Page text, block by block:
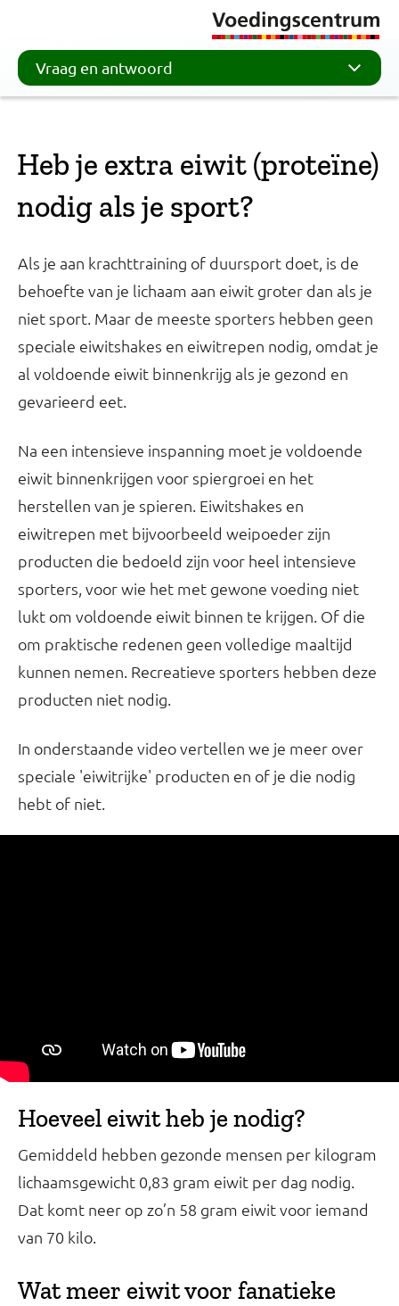
Vraag en antwoord
Heb je extra eiwit (proteïne)
nodig als je sport?
Als je aan krachttraining of duursport doet, is de
behoefte van je lichaam aan eiwit groter dan als je
niet sport. Maar de meeste sporters hebben geen
speciale eiwitshakes en eiwitrepen nodig, omdat je
al voldoende eiwit binnenkrijg als je gezond en
gevarieerd eet.
Na een intensieve inspanning moet je voldoende
eiwit binnenkrijgen voor spiergroei en het
herstellen van je spieren. Eiwitshakes en
eiwitrepen met bijvoorbeeld weipoeder zijn
producten die bedoeld zijn voor heel intensieve
sporters, voor wie het met gewone voeding niet
lukt om voldoende eiwit binnen te krijgen. Of die
om praktische redenen geen volledige maaltijd
kunnen nemen. Recreatieve sporters hebben deze
producten niet nodig.
In onderstaande video vertellen we je meer over
speciale 'eiwitrijke' producten en of je die nodig
hebt of niet.
Hoeveel eiwit heb je nodig?
Gemiddeld hebben gezonde mensen per kilogram
lichaamsgewicht 0,83 gram eiwit per dag nodig.
Dat komt neer op zo’n 58 gram eiwit voor iemand
van 70 kilo.
Wat meer eiwit voor fanatieke